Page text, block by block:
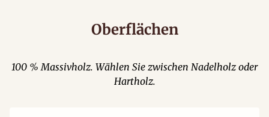
Oberflächen
100 % Massivholz. Wählen Sie zwischen Nadelholz oder
Hartholz.